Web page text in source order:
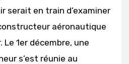
serait en train d’examiner
aéronautique
Le 1er décembre, une
s’est réunie au